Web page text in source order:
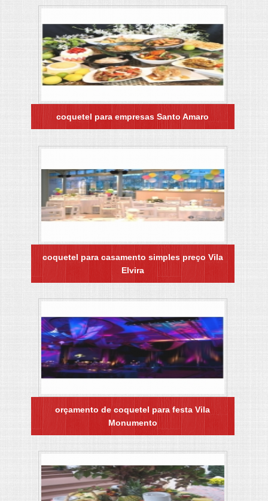
coquetel para empresas Santo Amaro
coquetel para casamento simples preço Vila
Elvira
orçamento de coquetel para festa Vila
Monumento